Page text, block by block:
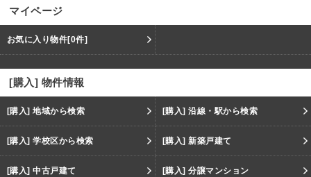
マイページ
お気に入り物件[0件]
[購入] 物件情報
[購入] 地域から検索 [購入] 沿線・駅から検索
[購入] 学校区から検索 [購入] 新築戸建て
[購入] 中古戸建て [購入] 分譲マンション